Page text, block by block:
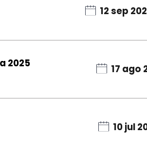
12 sep
2025 17 ago
10 jul